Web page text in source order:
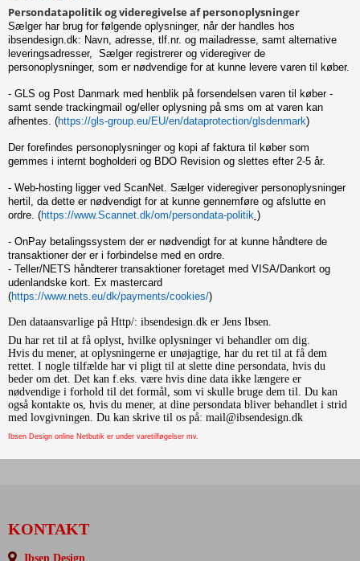
Persondatapolitik og videregivelse af personoplysninger
Sælger har brug for følgende oplysninger, når der handles hos
ibsendesign.dk: Navn, adresse, tlf.nr. og mailadresse, samt alternative
leveringsadresser, Sælger registrerer og videregiver de
personoplysninger, som er nødvendige for at kunne levere varen til køber.
- GLS og Post Danmark med henblik på forsendelsen varen til køber -
samt sende trackingmail og/eller oplysning på sms om at varen kan
afhentes. (https://gls-group.eu/EU/en/dataprotection/glsdenmark)
Der forefindes personoplysninger og kopi af faktura til køber som
gemmes i internt bogholderi og BDO Revision og slettes efter 2-5 år.
- Web-hosting ligger ved ScanNet. Sælger videregiver personoplysninger
hertil, da dette er nødvendigt for at kunne gennemføre og afslutte en
ordre. (https://www.Scannet.dk/om/persondata-politik )
- OnPay betalingssystem der er nødvendigt for at kunne håndtere de
transaktioner der er i forbindelse med en ordre.
- Teller/NETS håndterer transaktioner foretaget med VISA/Dankort og
udenlandske kort. Ex mastercard
(https://www.nets.eu/dk/payments/cookies/)
Den dataansvarlige på Http/: ibsendesign.dk er Jens Ibsen.
Du har ret til at få oplyst, hvilke oplysninger vi behandler om dig.
Hvis du mener, at oplysningerne er unøjagtige, har du ret til at få dem
rettet. I nogle tilfælde har vi pligt til at slette dine persondata, hvis du
beder om det. Det kan f.eks. være hvis dine data ikke længere er
nødvendige i forhold til det formål, som vi skulle bruge dem til. Du kan
også kontakte os, hvis du mener, at dine persondata bliver behandlet i strid
med lovgivningen. Du kan skrive til os på: mail@ibsendesign.dk
Ibsen Design online Netbutik er under varetilføgelser mv.
KONTAKT
Ibsen Design